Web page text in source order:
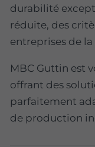
durabilité
réduite, des
entreprises de
MBC Guttin est
offrant des
parfaitement
de production